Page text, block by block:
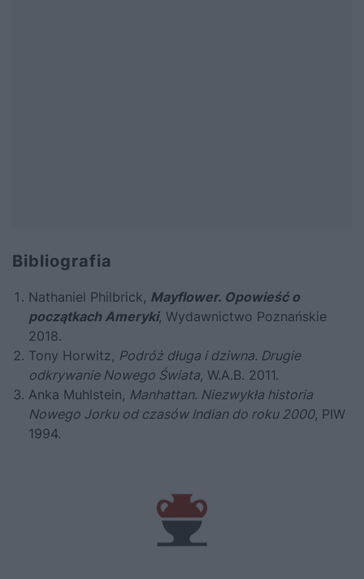
Bibliografia
Nathaniel Philbrick, Mayflower. Opowieść o
początkach Ameryki, Wydawnictwo Poznańskie
2018.
Tony Horwitz, Podróż długa i dziwna. Drugie
odkrywanie Nowego Świata, W.A.B. 2011.
Anka Muhlstein, Manhattan. Niezwykła historia
Nowego Jorku od czasów Indian do roku 2000, PIW
1994.